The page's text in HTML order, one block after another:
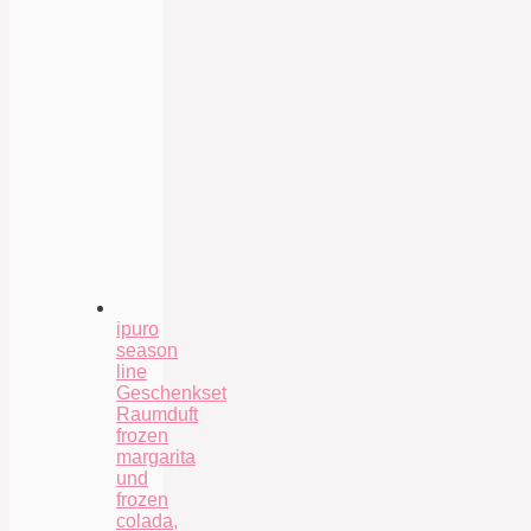
ipuro
season
line
Geschenkset
Raumduft
frozen
margarita
und
frozen
colada,